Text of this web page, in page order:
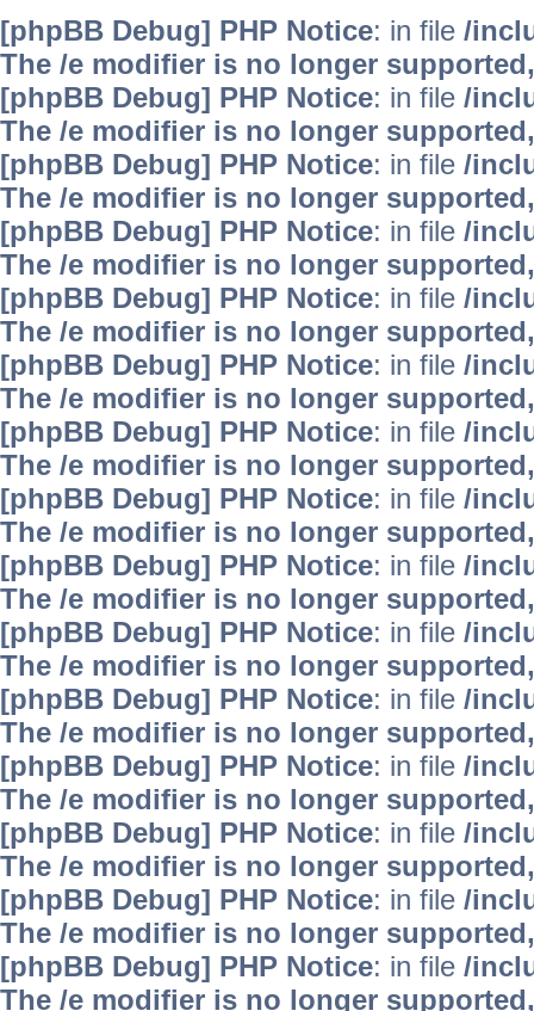
[phpBB Debug] PHP Notice: in file /
The /e modifier is no longer
[phpBB Debug] PHP Notice: in file /
The /e modifier is no longer
[phpBB Debug] PHP Notice: in file /
The /e modifier is no longer
[phpBB Debug] PHP Notice: in file /
The /e modifier is no longer
[phpBB Debug] PHP Notice: in file /
The /e modifier is no longer
[phpBB Debug] PHP Notice: in file /
The /e modifier is no longer
[phpBB Debug] PHP Notice: in file /
The /e modifier is no longer
[phpBB Debug] PHP Notice: in file /
The /e modifier is no longer
[phpBB Debug] PHP Notice: in file /
The /e modifier is no longer
[phpBB Debug] PHP Notice: in file /
The /e modifier is no longer
[phpBB Debug] PHP Notice: in file /
The /e modifier is no longer
[phpBB Debug] PHP Notice: in file /
The /e modifier is no longer
[phpBB Debug] PHP Notice: in file /
The /e modifier is no longer
[phpBB Debug] PHP Notice: in file /
The /e modifier is no longer
[phpBB Debug] PHP Notice: in file /
The /e modifier is no longer